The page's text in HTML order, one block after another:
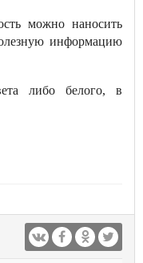
можно наносить
информацию
либо белого, в